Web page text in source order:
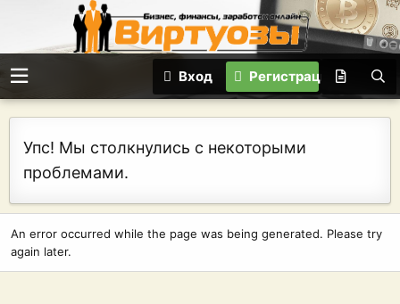
Вход Регистрация
Упс! Мы столкнулись с некоторыми
проблемами.
An error occurred while the page was being generated. Please try
again later.